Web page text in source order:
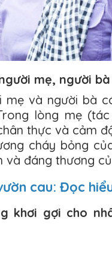
mẹ, người bà
mẹ và người bà
lòng mẹ
thực và cảm
cháy bỏng
và đáng thương
cau: Đọc
khơi gợi cho